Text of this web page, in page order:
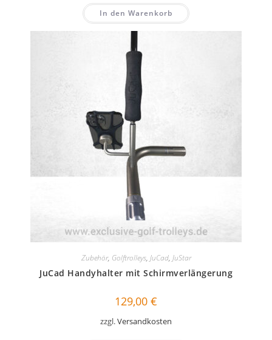
In den Warenkorb
Zubehör, Golftrolleys, JuCad, JuStar
JuCad Handyhalter mit Schirmverlängerung
129,00 €
zzgl.Versandkosten